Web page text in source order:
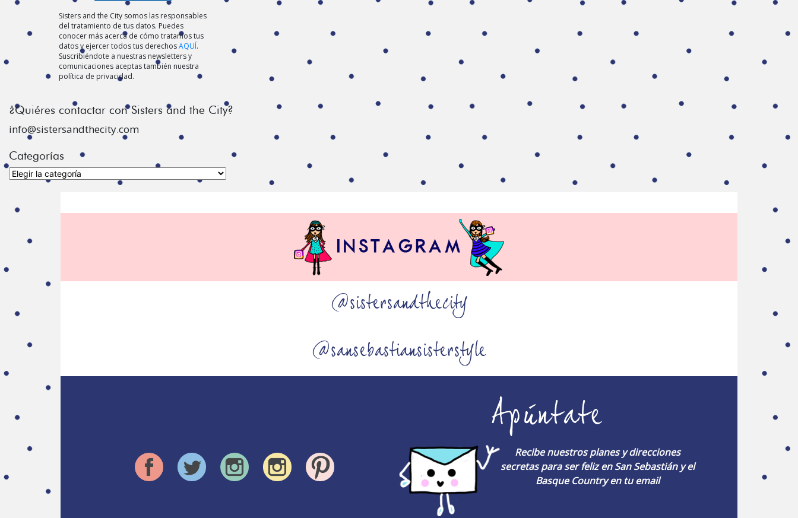
Sisters and the City somos las responsables
del tratamiento de tus datos. Puedes
conocer más acerca de cómo tratamos tus
datos y ejercer todos tus derechosAQUÍ.
Suscribiéndote a nuestras newsletters y
comunicaciones aceptas también nuestra
política de privacidad.
¿Quiéres contactar con Sisters and the City?
info@sistersandthecity.com
Categorías
Categorías
@sistersandthecity
@sansebastiansisterstyle
Apúntate
Recibe nuestros planes y direcciones
secretas para ser feliz en San Sebastián y el
Basque Country en tu email